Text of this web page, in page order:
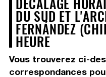
DU SUD ET
FERNÁNDEZ
HEURE
Vous trouverez ci-
correspondances